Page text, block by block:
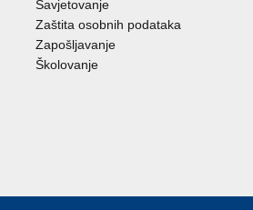
Savjetovanje
Zaštita osobnih podataka
Zapošljavanje
Školovanje